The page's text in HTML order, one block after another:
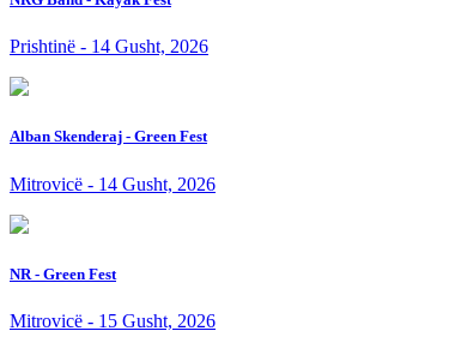
Prishtinë - 14 Gusht, 2026
Alban Skenderaj - Green Fest
Mitrovicë - 14 Gusht, 2026
NR - Green Fest
Mitrovicë - 15 Gusht, 2026